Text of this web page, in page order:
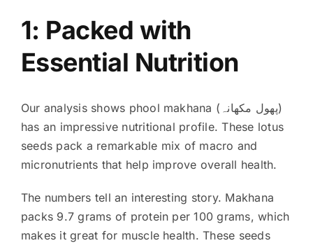
1: Packed with
Essential Nutrition
Our analysis shows phool makhana (پھول مکھانہ)
has an impressive nutritional profile. These lotus
seeds pack a remarkable mix of macro and
micronutrients that help improve overall health.
The numbers tell an interesting story. Makhana
packs 9.7 grams of protein per 100 grams, which
makes it great for muscle health. These seeds